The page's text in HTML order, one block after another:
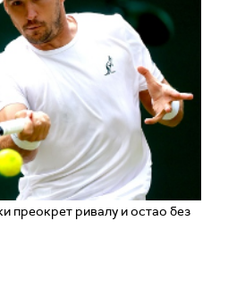
преокрет ривалу и остао без